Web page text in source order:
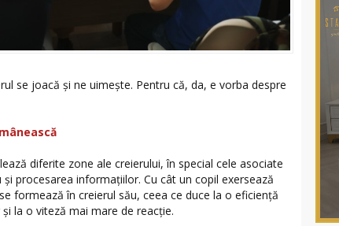
se joacă și ne uimește. Pentru că, da, e vorba despre
diferite zone ale creierului, în special cele asociate
procesarea informațiilor. Cu cât un copil exersează
formează în creierul său, ceea ce duce la o eficiență
la o viteză mai mare de reacție.